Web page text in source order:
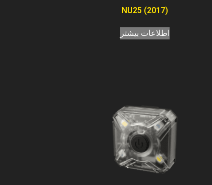
NU25 (2017)
اطلاعات بیشتر